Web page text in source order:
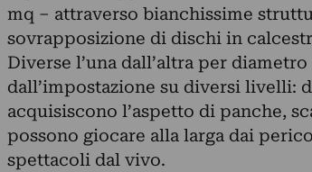
mq – attraverso bianchissime
sovrapposizione di dischi in
Diverse l’una dall’altra per
dall’impostazione su diversi livelli:
acquisiscono l’aspetto di panche,
possono giocare alla larga dai
spettacoli dal vivo.